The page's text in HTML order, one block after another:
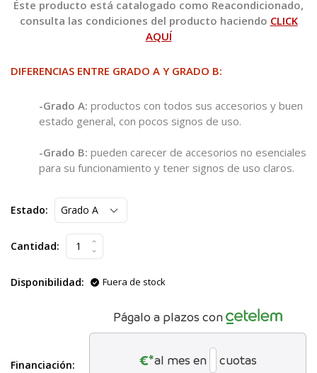
Éste producto está catalogado como Reacondicionado,
consulta las condiciones del producto haciendo CLICK
AQUÍ
DIFERENCIAS ENTRE GRADO A Y GRADO B:
-Grado A: productos con todos sus accesorios y buen
estado general, con pocos signos de uso.
-Grado B: pueden carecer de accesorios no esenciales
para su funcionamiento y tener signos de uso claros.
Estado:
Cantidad:
Disponibilidad: Fuera de stock
Financiación:
Págalo a plazos con
€*al mes en cuotas